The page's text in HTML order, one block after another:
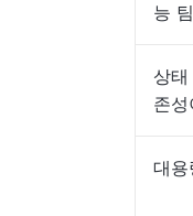
능
상태
존
대용